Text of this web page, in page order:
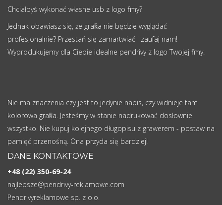
Chciałbyś wykonać własne usb z logo firmy?
Jednak obawiasz się, że grafika nie będzie wyglądać
profesjonalnie? Przestań się zamartwiać i zaufaj nam!
Wyprodukujemy dla Ciebie idealne pendrivy z logo Twojej firmy.
Nie ma znaczenia czy jest to jedynie napis, czy widnieje tam
kolorowa grafika. Jesteśmy w stanie nadrukować dosłownie
wszystko. Nie kupuj kolejnego długopisu z grawerem - postaw na
pamięć przenośną. Ona przyda się bardziej!
DANE KONTAKTOWE
+48 (22) 350-69-24
najlepsze@pendrivy-reklamowe.com
Pendrivyreklamowe sp. z o.o.